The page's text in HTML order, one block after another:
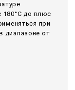
180°С до плюс
при
диапазоне от